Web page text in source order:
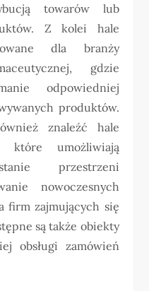
towarów lub
Z kolei hale
dla branży
gdzie
odpowiedniej
produktów.
znaleźć hale
które umożliwiają
przestrzeni
nowoczesnych
firm zajmujących się
są także obiekty
obsługi zamówień